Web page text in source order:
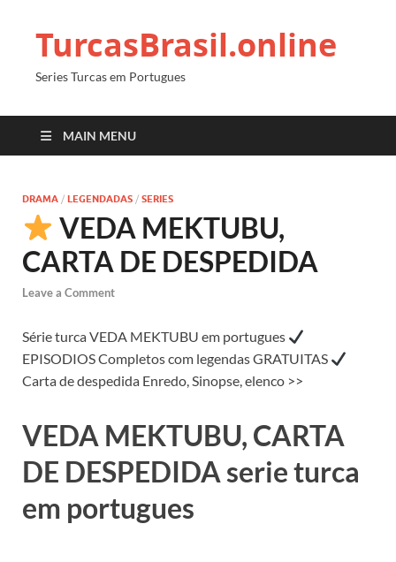
TurcasBrasil.online
Series Turcas em Portugues
MAIN MENU
DRAMA / LEGENDADAS / SERIES
VEDA MEKTUBU,
CARTA DE DESPEDIDA
Leave a Comment
Série turca VEDA MEKTUBU em portugues
EPISODIOS Completos com legendas GRATUITAS
Carta de despedida Enredo, Sinopse, elenco >>
VEDA MEKTUBU, CARTA
DE DESPEDIDA serie turca
em portugues